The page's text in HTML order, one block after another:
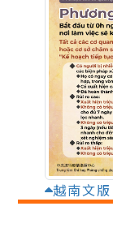
越南文版